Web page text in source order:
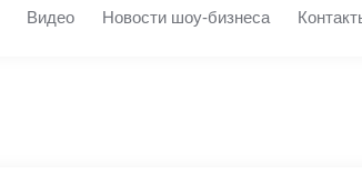
Видео Новости шоу-бизнеса